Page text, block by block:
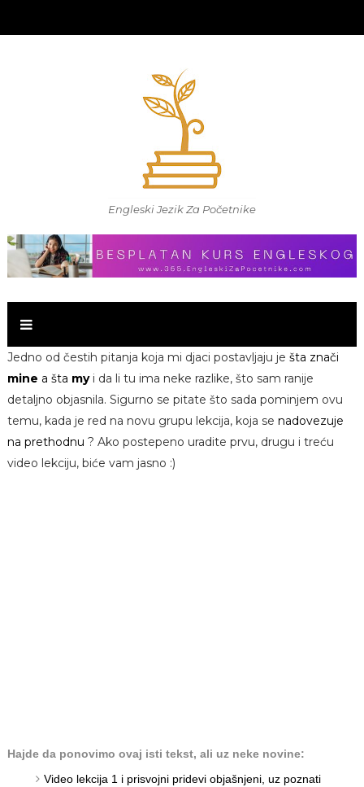
Engleski Jezik Za Početnike
Jedno od čestih pitanja koja mi djaci postavljaju je šta znači
mine a šta myi da li tu ima neke razlike, što sam ranije
detaljno objasnila. Sigurno se pitate što sada pominjem ovu
temu, kada je red na novu grupu lekcija, koja se nadovezuje
na prethodnu ? Ako postepeno uradite prvu, drugu i treću
video lekciju, biće vam jasno :)
Hajde da ponovimo ovaj isti tekst, ali uz neke novine:
Video lekcija 1 i prisvojni pridevi objašnjeni, uz poznati